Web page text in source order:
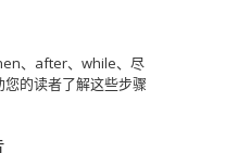
、after、while、尽
您的读者了解这些步骤